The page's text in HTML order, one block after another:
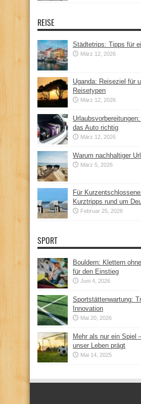
REISE
Städtetrips: Tipps für
März 12, 2026
Uganda: Reiseziel für
Reisetypen
März 12, 2026
das Auto richtig
März 12, 2026
Warum nachhaltiger
März 5, 2026
Für
Kurztripps rund um
Februar 25, 2026
SPORT
Bouldern: Klettern
für den Einstieg
Juni 4, 2026
Sportstättenwartung:
Innovation
Mai 20, 2026
Mehr als nur ein Spiel
unser Leben prägt
Mai 14, 2025